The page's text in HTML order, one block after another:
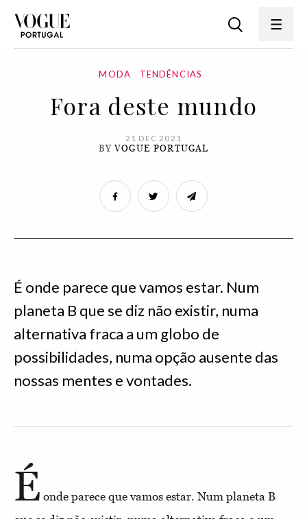
MODA TENDÊNCIAS
Fora deste mundo
21 DEC 2021
BYVOGUE PORTUGAL
É onde parece que vamos estar. Num
planeta B que se diz não existir, numa
alternativa fraca a um globo de
possibilidades, numa opção ausente das
nossas mentes e vontades.
É onde parece que vamos estar. Num planeta B